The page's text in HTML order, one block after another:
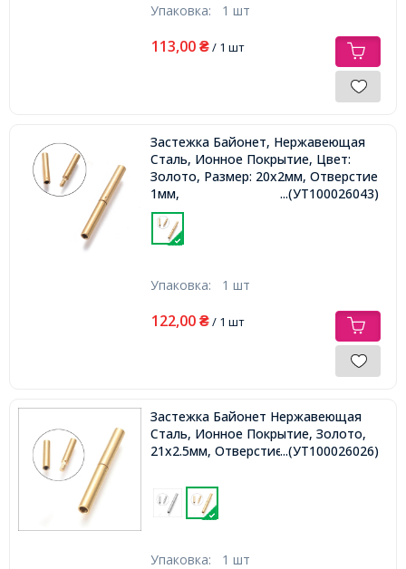
Упаковка: 1 шт
113,00 ₴/ 1 шт
Застежка Байонет, Нержавеющая
Сталь, Ионное Покрытие, Цвет:
Золото, Размер: 20х2мм, Отверстие
1мм,
...(УТ100026043)
Упаковка: 1 шт
122,00 ₴/ 1 шт
Застежка Байонет Нержавеющая
Сталь, Ионное Покрытие, Золото,
21х2.5мм, Отверстие 1.5мм,...(УТ100026026)
Упаковка: 1 шт